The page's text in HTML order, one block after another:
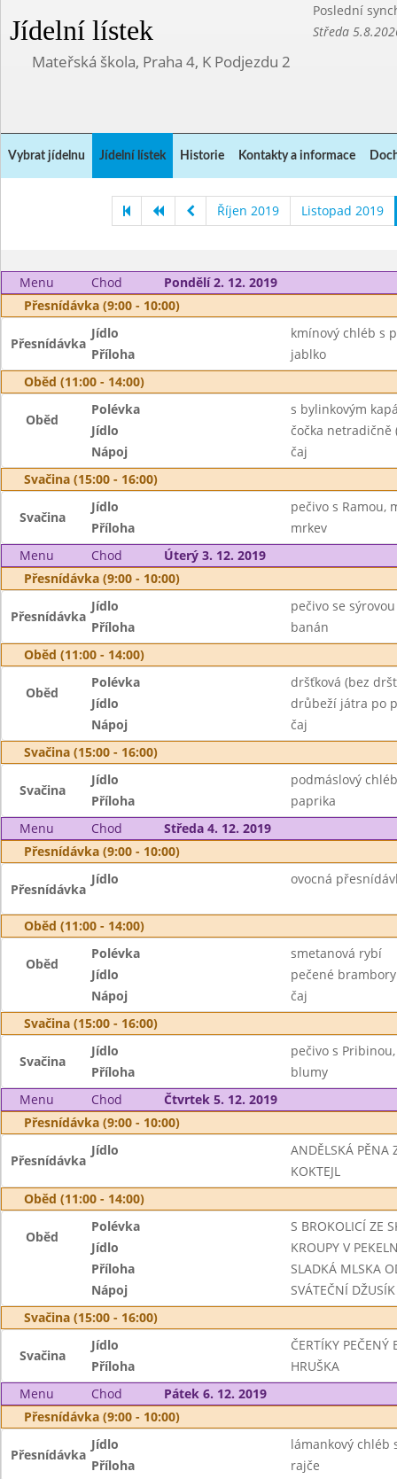
Jídelní lístek
Poslední
Středa
Mateřská škola, Praha 4, K Podjezdu 2
Vybrat jídelnu Jídelní lístek Historie Kontakty a informace
Říjen 2019 Listopad 2019
Menu Chod
Pondělí 2. 12. 2019
Přesnídávka (9:00 - 10:00)
Přesnídávka
Jídlo
kmínový chléb s
Příloha
jablko
Oběd (11:00 - 14:00)
Oběd
Polévka
s bylinkovým
Jídlo
čočka netradičně
Nápoj
čaj
Svačina (15:00 - 16:00)
Svačina
Jídlo
pečivo s Ramou,
Příloha
mrkev
Menu
Chod
Úterý 3. 12. 2019
Přesnídávka (9:00 - 10:00)
Přesnídávka
Jídlo
pečivo se
Příloha
banán
Oběd (11:00 - 14:00)
Oběd
Polévka
dršťková (bez
Jídlo
drůbeží játra po
Nápoj
čaj
Svačina (15:00 - 16:00)
Svačina
Jídlo
podmáslový
Příloha
paprika
Menu
Chod
Středa 4. 12. 2019
Přesnídávka (9:00 - 10:00)
Přesnídávka
Jídlo ovocná
Oběd (11:00 - 14:00)
Oběd
Polévka
smetanová rybí
Jídlo
pečené
Nápoj
čaj
Svačina (15:00 - 16:00)
Svačina
Jídlo
pečivo s
Příloha
blumy
Menu
Chod
Čtvrtek 5. 12. 2019
Přesnídávka (9:00 - 10:00)
Přesnídávka
Jídlo
ANDĚLSKÁ PĚNA
KOKTEJL
Oběd (11:00 - 14:00)
Oběd
Polévka
S BROKOLICÍ ZE
Jídlo
KROUPY V
Příloha
SLADKÁ MLSKA
Nápoj
SVÁTEČNÍ DŽUSÍK
Svačina (15:00 - 16:00)
Svačina
Jídlo
ČERTÍKY
Příloha
HRUŠKA
Menu
Chod
Pátek 6. 12. 2019
Přesnídávka (9:00 - 10:00)
Přesnídávka
Jídlo
lámankový chléb
Příloha
rajče